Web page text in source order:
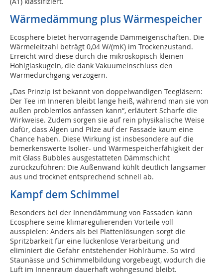
Wärmedämmung plus Wärmespeicher
Ecosphere bietet hervorragende Dämmeigenschaften. Die
Wärmeleitzahl beträgt 0,04 W/(mK) im Trockenzustand.
Erreicht wird diese durch die mikroskopisch kleinen
Hohlglaskugeln, die dank Vakuumeinschluss den
Wärmedurchgang verzögern.
„Das Prinzip ist bekannt von doppelwandigen Teegläsern:
Der Tee im Inneren bleibt lange heiß, während man sie von
außen problemlos anfassen kann“, erläutert Scharfe die
Wirkweise. Zudem sorgen sie auf rein physikalische Weise
dafür, dass Algen und Pilze auf der Fassade kaum eine
Chance haben. Diese Wirkung ist insbesondere auf die
bemerkenswerte Isolier- und Wärmespeicherfähigkeit der
mit Glass Bubbles ausgestatteten Dämmschicht
zurückzuführen: Die Außenwand kühlt deutlich langsamer
aus und trocknet entsprechend schnell ab.
Kampf dem Schimmel
Besonders bei der Innendämmung von Fassaden kann
Ecosphere seine klimaregulierenden Vorteile voll
ausspielen: Anders als bei Plattenlösungen sorgt die
Spritzbarkeit für eine lückenlose Verarbeitung und
eliminiert die Gefahr entstehender Hohlräume. So wird
Staunässe und Schimmelbildung vorgebeugt, wodurch die
Luft im Innenraum dauerhaft wohngesund bleibt.